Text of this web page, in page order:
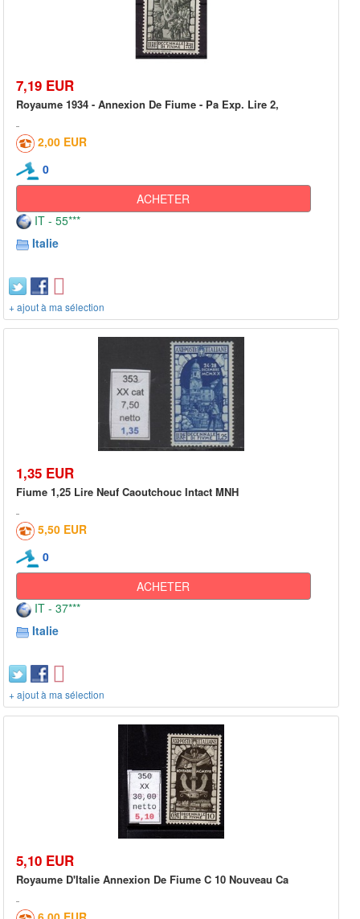
7,19 EUR
Royaume 1934 - Annexion De Fiume - Pa Exp. Lire 2,
2,00 EUR
0
ACHETER
IT - 55***
Italie
+ ajout à ma sélection
1,35 EUR
Fiume 1,25 Lire Neuf Caoutchouc Intact MNH
5,50 EUR
0
ACHETER
IT - 37***
Italie
+ ajout à ma sélection
5,10 EUR
Royaume D'Italie Annexion De Fiume C 10 Nouveau Ca